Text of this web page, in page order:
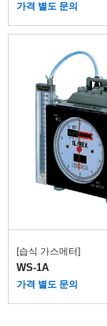
가격 별도 문의
[습식 가스메터]
WS-1A
가격 별도 문의